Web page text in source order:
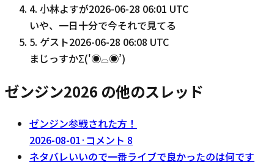
4. 小林よすが2026-06-28 06:01 UTC
いや、一日十分で今それで見てる
5. ゲスト2026-06-28 06:08 UTC
まじっすかΣ('◉⌓◉’)
ゼンジン2026 の他のスレッド
ゼンジン参戦された方！
2026-08-01· コメント 8
ネタバレいいので一番ライブで良かったのは何です